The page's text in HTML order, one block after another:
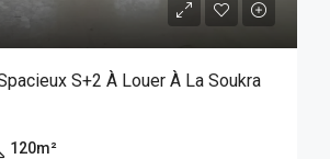
S+2 À Louer À La Soukra
120m²